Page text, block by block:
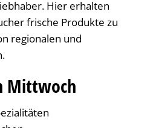
Hier erhalten
frische Produkte zu
regionalen und
Mittwoch